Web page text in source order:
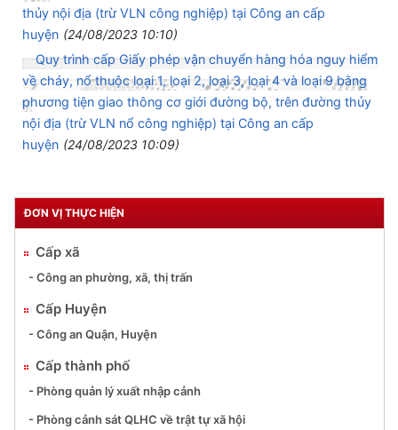
thủy nội địa (trừ VLN công nghiệp) tại Công an cấp
huyện (24/08/2023 10:10)
Quy trình cấp Giấy phép vận chuyển hàng hóa nguy hiểm
về cháy, nổ thuộc loại 1, loại 2, loại 3, loại 4 và loại 9 bằng
phương tiện giao thông cơ giới đường bộ, trên đường thủy
nội địa (trừ VLN nổ công nghiệp) tại Công an cấp
huyện (24/08/2023 10:09)
ĐƠN VỊ THỰC HIỆN
Cấp xã
- Công an phường, xã, thị trấn
Cấp Huyện
- Công an Quận, Huyện
Cấp thành phố
- Phòng quản lý xuất nhập cảnh
- Phòng cảnh sát QLHC về trật tự xã hội